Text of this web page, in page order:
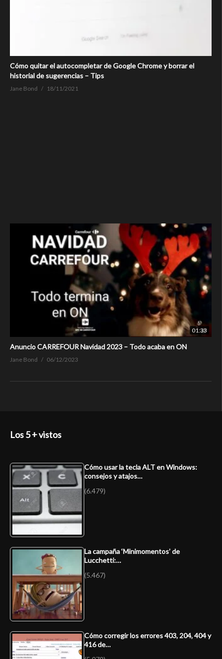
Cómo quitar el autocompletar de Google Chrome y borrar el
historial de sugerencias – Tips
Jane Bond 18/11/2021
01:33
Anuncio CARREFOUR Navidad 2023 – Todo acaba en ON
Jane Bond 06/12/2023
Los 5 + vistos
Cómo usar la tecla ALT en Windows:
consejos y atajos…
(6.479)
La campaña ‘Minimomentos’ de
Lucchetti:…
(5.467)
Cómo corregir los errores 403, 204, 404 y
416 de…